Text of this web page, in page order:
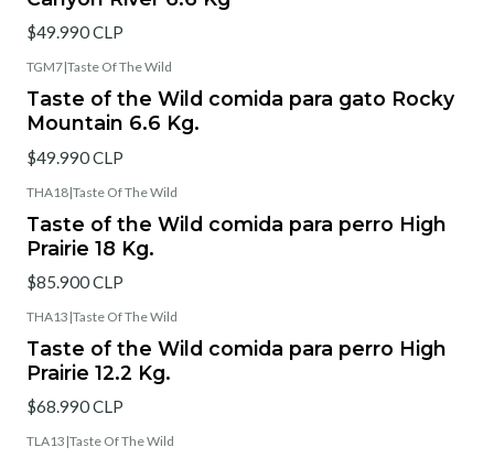
$49.990 CLP
TGM7|Taste Of The Wild
Taste of the Wild comida para gato Rocky
Mountain 6.6 Kg.
$49.990 CLP
THA18|Taste Of The Wild
Taste of the Wild comida para perro High
Prairie 18 Kg.
$85.900 CLP
THA13 |Taste Of The Wild
Taste of the Wild comida para perro High
Prairie 12.2 Kg.
$68.990 CLP
TLA13 |Taste Of The Wild